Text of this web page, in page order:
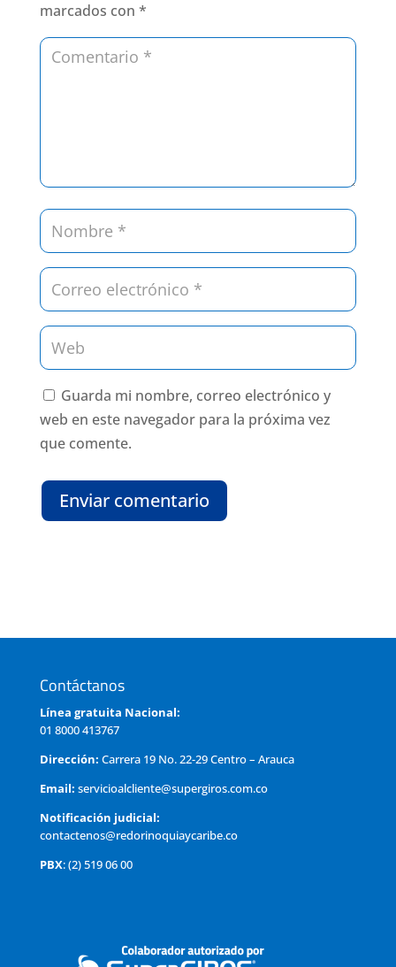
marcados con *
Guarda mi nombre, correo electrónico y
web en este navegador para la próxima vez
que comente.
Enviar comentario
Contáctanos
Línea gratuita Nacional:
01 8000 413767
Dirección: Carrera 19 No. 22-29 Centro – Arauca
Email: servicioalcliente@supergiros.com.co
Notificación judicial:
contactenos@redorinoquiaycaribe.co
PBX: (2) 519 06 00